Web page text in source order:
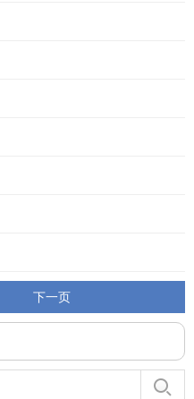
下一页